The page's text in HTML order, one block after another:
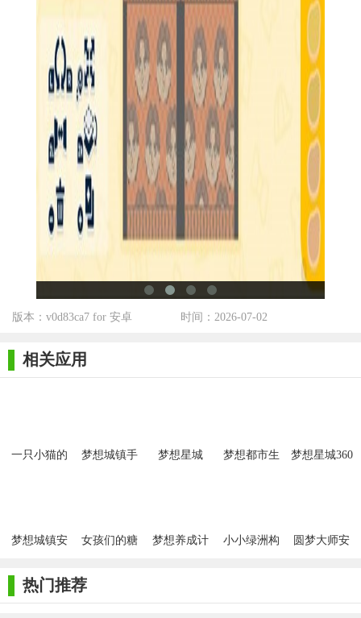
2. 资源管理：合理分配资源，优先升级最重要的建筑和设
施，确保家园的可持续发展。
3. 社交活动：积极参与社区活动和多人合作任务，不仅可以
获得丰厚奖励，还能结识更多朋友。
4. 故事探索：与每个新朋友深入交流，了解他们的故事和背
景，这将为你的游戏体验增添更多色彩。
5. 策略规划：在建设家园时，考虑地形、资源和朋友技能的
综合利用，制定长远的规划策略。
【朋友收集梦想生活点评】
《朋友收集梦想生活》以其温馨的画风、丰富的故事情节和
深度社交功能吸引了大量玩家。它不仅是一款关于建设与管理的
游戏，更是一个关于友情、梦想与成长的旅程。通过与朋友们共
版本：v0d83ca7 for 安卓 时间：2026-07-02
相关应用
一只小猫的
梦想城镇手
梦想星城
梦想都市生
梦想星城360
梦想城镇安
女孩们的糖
梦想养成计
小小绿洲构
圆梦大师安
热门推荐